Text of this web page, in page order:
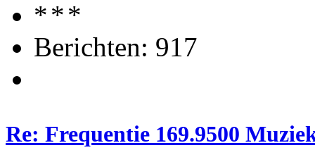
Berichten: 917
Re: Frequentie 169.9500